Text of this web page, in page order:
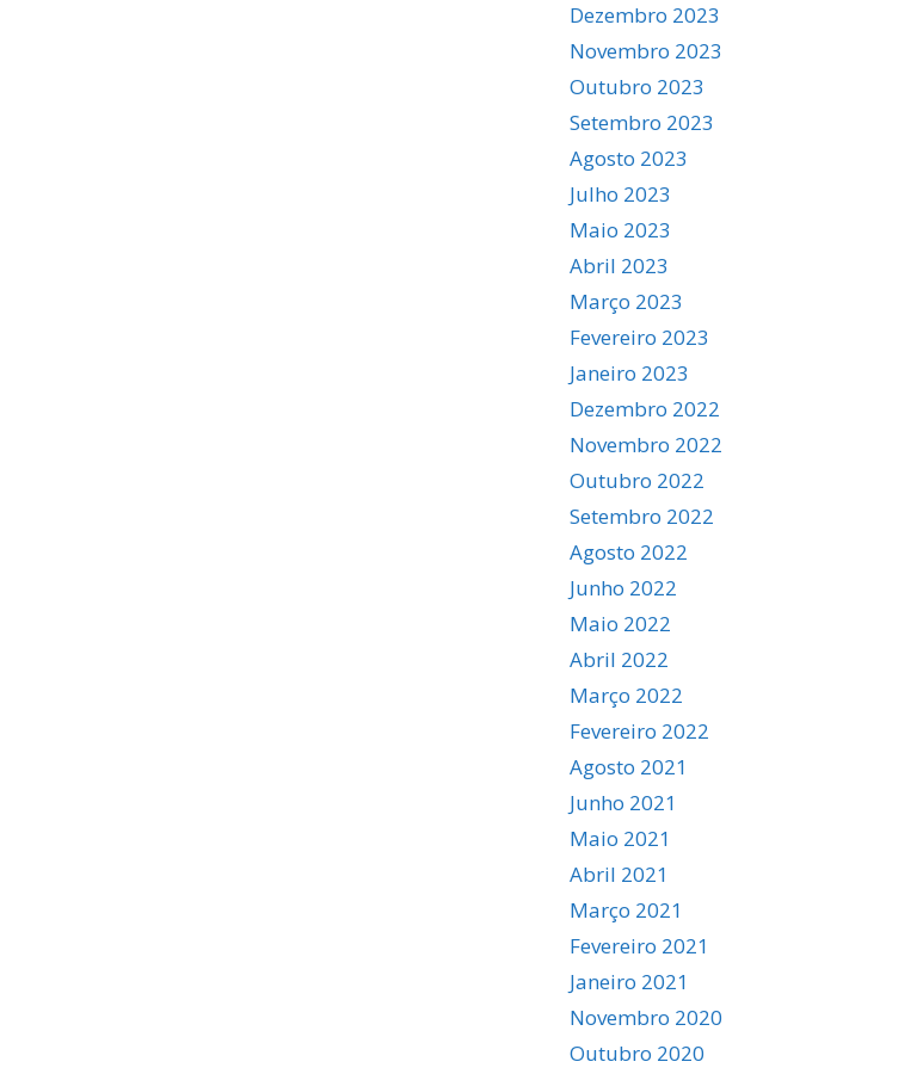
Dezembro 2023
Novembro 2023
Outubro 2023
Setembro 2023
Agosto 2023
Julho 2023
Maio 2023
Abril 2023
Março 2023
Fevereiro 2023
Janeiro 2023
Dezembro 2022
Novembro 2022
Outubro 2022
Setembro 2022
Agosto 2022
Junho 2022
Maio 2022
Abril 2022
Março 2022
Fevereiro 2022
Agosto 2021
Junho 2021
Maio 2021
Abril 2021
Março 2021
Fevereiro 2021
Janeiro 2021
Novembro 2020
Outubro 2020